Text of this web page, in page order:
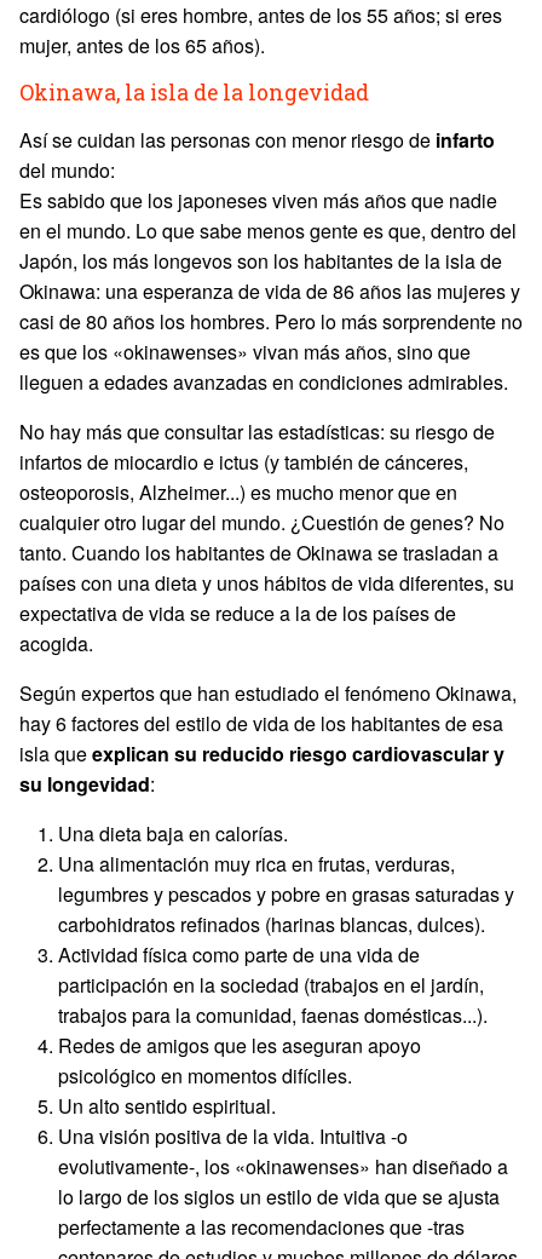
cardiólogo (si eres hombre, antes de los 55 años; si eres
mujer, antes de los 65 años).
Okinawa, la isla de la longevidad
Así se cuidan las personas con menor riesgo de infarto
del mundo:
Es sabido que los japoneses viven más años que nadie
en el mundo. Lo que sabe menos gente es que, dentro del
Japón, los más longevos son los habitantes de la isla de
Okinawa: una esperanza de vida de 86 años las mujeres y
casi de 80 años los hombres. Pero lo más sorprendente no
es que los «okinawenses» vivan más años, sino que
lleguen a edades avanzadas en condiciones admirables.
No hay más que consultar las estadísticas: su riesgo de
infartos de miocardio e ictus (y también de cánceres,
osteoporosis, Alzheimer...) es mucho menor que en
cualquier otro lugar del mundo. ¿Cuestión de genes? No
tanto. Cuando los habitantes de Okinawa se trasladan a
países con una dieta y unos hábitos de vida diferentes, su
expectativa de vida se reduce a la de los países de
acogida.
Según expertos que han estudiado el fenómeno Okinawa,
hay 6 factores del estilo de vida de los habitantes de esa
isla queexplican su reducido riesgo cardiovascular y
su longevidad:
Una dieta baja en calorías.
Una alimentación muy rica en frutas, verduras,
legumbres y pescados y pobre en grasas saturadas y
carbohidratos refinados (harinas blancas, dulces).
Actividad física como parte de una vida de
participación en la sociedad (trabajos en el jardín,
trabajos para la comunidad, faenas domésticas...).
Redes de amigos que les aseguran apoyo
psicológico en momentos difíciles.
Un alto sentido espiritual.
Una visión positiva de la vida. Intuitiva -o
evolutivamente-, los «okinawenses» han diseñado a
lo largo de los siglos un estilo de vida que se ajusta
perfectamente a las recomendaciones que -tras